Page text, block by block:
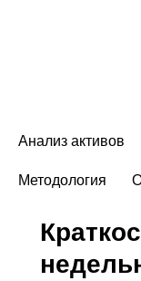
Анализ активов
Методология